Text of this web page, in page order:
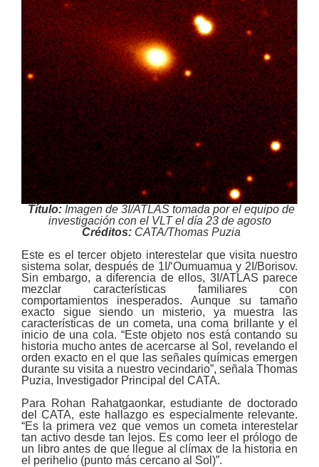
Título:Imagen de 3I/ATLAS tomada por el equipo de
investigación con el VLT el día 23 de agosto
Créditos:CATA/Thomas Puzia
Este es el tercer objeto interestelar que visita nuestro
sistema solar, después de 1I/‘Oumuamua y 2I/Borisov.
Sin embargo, a diferencia de ellos, 3I/ATLAS parece
mezclar características familiares con
comportamientos inesperados. Aunque su tamaño
exacto sigue siendo un misterio, ya muestra las
características de un cometa, una coma brillante y el
inicio de una cola. “Este objeto nos está contando su
historia mucho antes de acercarse al Sol, revelando el
orden exacto en el que las señales químicas emergen
durante su visita a nuestro vecindario”, señala Thomas
Puzia, Investigador Principal del CATA.
Para Rohan Rahatgaonkar, estudiante de doctorado
del CATA, este hallazgo es especialmente relevante.
“Es la primera vez que vemos un cometa interestelar
tan activo desde tan lejos. Es como leer el prólogo de
un libro antes de que llegue al clímax de la historia en
el perihelio (punto más cercano al Sol)”.